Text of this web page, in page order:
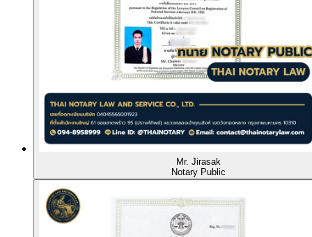
Mr. Jirasak
Notary Public